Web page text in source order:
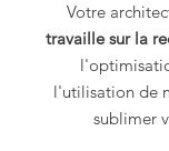
Votre
travaille sur la
l'utilisation de
sublimer